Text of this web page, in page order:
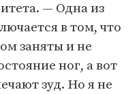
— Одна из
в том, что
заняты и не
ног, а вот
зуд. Но я не